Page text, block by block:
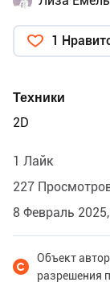
1
Техники
2D
1 Лайк
227
8 Февраль
Объект
разрешения